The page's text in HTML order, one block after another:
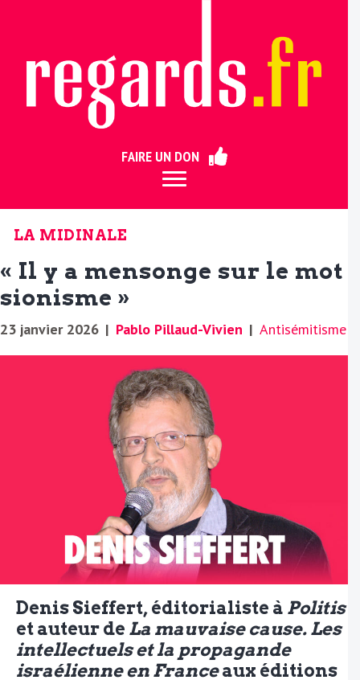
FAIRE UN DON
LA MIDINALE
« Il y a mensonge sur le mot
sionisme »
23 janvier 2026 | Pablo Pillaud-Vivien | Antisémitisme
Denis Sieffert, éditorialiste à Politis
et auteur de La mauvaise cause. Les
intellectuels et la propagande
israélienne en Franceaux éditions